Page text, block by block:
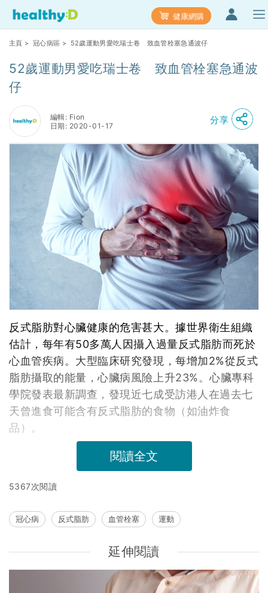
健康網購
主頁 > 冠心病區 > 52歲運動男愛吃瑞士卷 致血管栓塞急通波仔
52歲運動男愛吃瑞士卷 致血管栓塞急通波
仔
編輯: Fion
日期: 2020-01-17
分享
反式脂肪對心臟健康的危害甚大。據世界衛生組織
估計，每年有50多萬人因攝入過量反式脂肪而死於
心血管疾病。大型臨床研究發現，每增加2%從反式
脂肪攝取的能量，心臟病風險上升23%。心臟專科
學院發表最新調查，發現近七成受訪港人在過去七
天曾進食可能含有反式脂肪的食物（如油炸食
品）。
閱讀全文
5367次閱讀
冠心病 反式脂肪 血管栓塞 運動
延伸閱讀